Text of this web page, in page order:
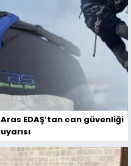
Aras EDAŞ’tan can güvenliği
uyarısı